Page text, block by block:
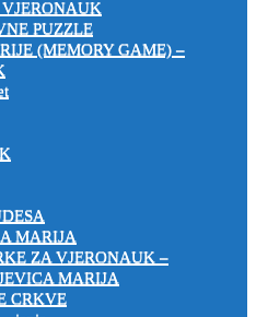
PUZZLE
(MEMORY GAME) –
MARIJA
ZA VJERONAUK –
MARIJA
CRKVE